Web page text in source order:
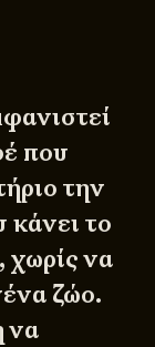
που
την
κάνει το
χωρίς να
ζώο.
να